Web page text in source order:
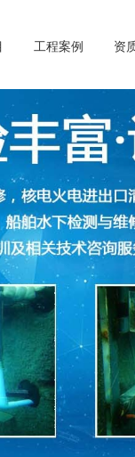
工程案例 资